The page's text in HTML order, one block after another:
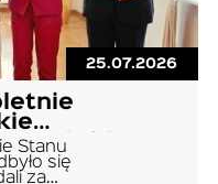
25.07.2026
Jadwidze
z
Stanu
się
za…